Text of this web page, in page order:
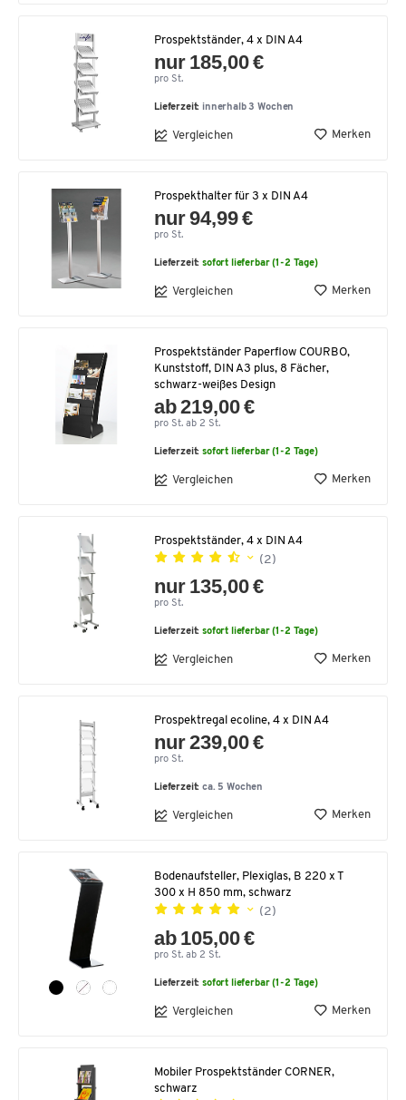
Prospektständer, 4 x DIN A4
nur 185,00 €
pro St.
Lieferzeit: innerhalb 3 Wochen
Vergleichen Merken
Prospekthalter für 3 x DIN A4
nur 94,99 €
pro St.
Lieferzeit:sofort lieferbar (1-2 Tage)
Vergleichen Merken
Prospektständer Paperflow COURBO,
Kunststoff, DIN A3 plus, 8 Fächer,
schwarz-weißes Design
ab 219,00 €
pro St. ab 2 St.
Lieferzeit:sofort lieferbar (1-2 Tage)
Vergleichen Merken
Prospektständer, 4 x DIN A4
(2)
nur 135,00 €
pro St.
Lieferzeit:sofort lieferbar (1-2 Tage)
Vergleichen Merken
Prospektregal ecoline, 4 x DIN A4
nur 239,00 €
pro St.
Lieferzeit:ca. 5 Wochen
Vergleichen Merken
Bodenaufsteller, Plexiglas, B 220 x T
300 x H 850 mm, schwarz
(2)
ab 105,00 €
pro St. ab 2 St.
Lieferzeit:sofort lieferbar (1-2 Tage)
Vergleichen Merken
Mobiler Prospektständer CORNER,
schwarz